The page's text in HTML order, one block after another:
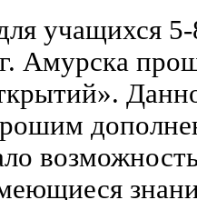
учащихся
Амурска